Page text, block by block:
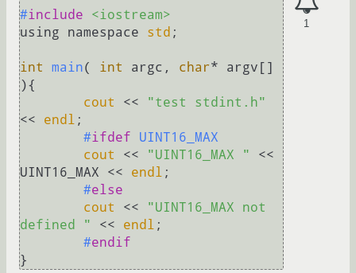
1
#include
<iostream>
using namespace std ;
int main( int argc, char* argv[]
){
cout
<<
"test stdint.h"
<< endl ;
#ifdef UINT16_MAX
cout
<< "UINT16_MAX "
<<
UINT16_MAX << endl ;
#else
cout
<<
"UINT16_MAX not
defined "
<< endl ;
#endif